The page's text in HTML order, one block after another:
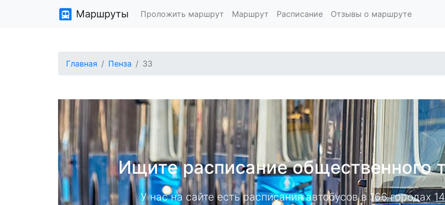
Маршруты Проложить маршрут Маршрут Расписание Отзывы о маршруте
Главная Пенза 33
Ищите расписание общественного
У нас на сайте есть расписания автобусов в 166 городах